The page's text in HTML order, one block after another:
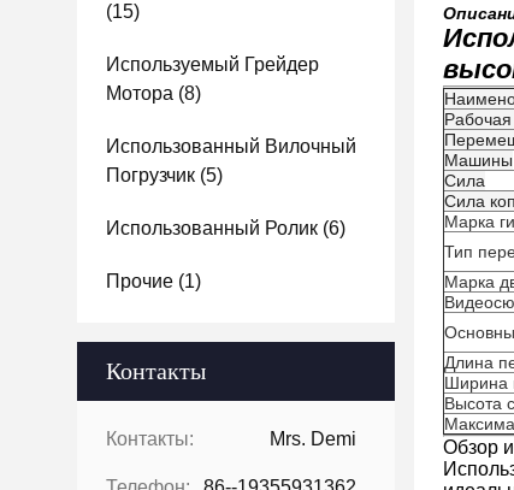
(15)
Используемый Грейдер
Мотора (8)
Использованный Вилочный
Погрузчик (5)
Использованный Ролик (6)
Прочие (1)
Контакты
Контакты: Mrs. Demi
Машины
Сила
Сила
Марка
Тип
Марка
Длина
Ширина
Высота
Обзор